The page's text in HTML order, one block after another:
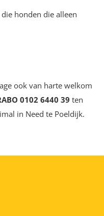
honden die alleen
ook van harte welkom
0102 6440 39 ten
in Need te Poeldijk.